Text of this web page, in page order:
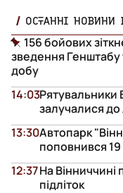
ОСТАННІ НОВИНИ
156 бойових
зведення Генштабу
добу
Рятувальники
залучалися до
14:03
Автопарк
поповнився
13:30
На Вінниччині
підліток
12:37